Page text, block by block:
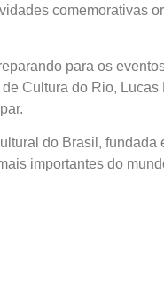
comemorativas
para os
Cultura do Rio, Lucas
do Brasil, fundada
importantes do